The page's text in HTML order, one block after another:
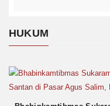
HUKUM